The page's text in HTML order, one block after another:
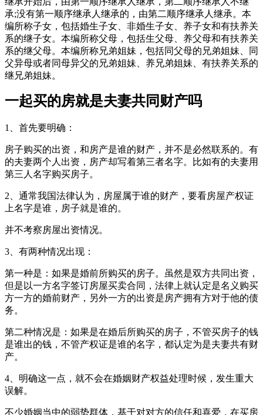
承;没有第一顺序继承人继承的，由第二顺序继承人继承。本
编所称子女，包括婚生子女、非婚生子女、养子女和有扶养关
系的继子女。本编所称父母，包括生父母、养父母和有扶养关
系的继父母。本编所称兄弟姐妹，包括同父母的兄弟姐妹、同
父异母或者同母异父的兄弟姐妹、养兄弟姐妹、有扶养关系的
继兄弟姐妹。
一起买的房就是夫妻共同财产吗
1、首先要明确：
房子购买的出资，和房产是谁的财产，并不是必然联系的。有
的夫妻两个人出资，房产却写着第三者名字。比如有的夫妻用
第三人名字购买房子。
2、通常我国法律认为，房屋属于谁的财产，要看房屋产权证
上名字是谁，房子就是谁的。
并不考察房屋出资情况。
3、有两种情况出现：
第一种是：如果是婚前所购买的房子。虽然是双方共同出资，
但是以一方名字签订房屋买卖合同，法律上就认定是名义购买
方一方的婚前财产，另外一方的出资是房产拥有方对于他的债
务。
第二种情况是：如果是在婚后所购买的房子，不管买房子的钱
是谁出的钱，不管产权证是谁的名字，都认定为是夫妻共有财
产。
4、明确这一点，就不会在婚姻财产权益处理时候，发生重大
误解。
不少婚姻当中的弱势群体，基于对对方的信任和喜爱，在买房